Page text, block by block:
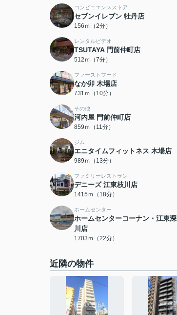
コンビニエンスストア
セブンイレブン 牡丹店
156ｍ（2分）
レンタルビデオ
TSUTAYA 門前仲町店
512ｍ（7分）
ファーストフード
なか卯 木場店
731ｍ（10分）
その他
河内屋 門前仲町店
859ｍ（11分）
ジム
エニタイムフィットネス 木場店
989ｍ（13分）
ファミリーレストラン
デニーズ 江東枝川店
1415ｍ（18分）
ホームセンター
ホームセンターコーナン・江東深
川店
1703ｍ（22分）
近隣の物件